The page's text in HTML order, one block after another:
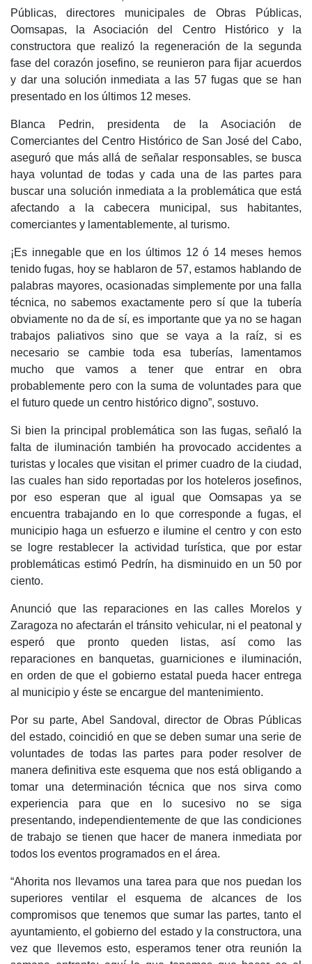
Públicas, directores municipales de Obras Públicas,
Oomsapas, la Asociación del Centro Histórico y la
constructora que realizó la regeneración de la segunda
fase del corazón josefino, se reunieron para fijar acuerdos
y dar una solución inmediata a las 57 fugas que se han
presentado en los últimos 12 meses.
Blanca Pedrin, presidenta de la Asociación de
Comerciantes del Centro Histórico de San José del Cabo,
aseguró que más allá de señalar responsables, se busca
haya voluntad de todas y cada una de las partes para
buscar una solución inmediata a la problemática que está
afectando a la cabecera municipal, sus habitantes,
comerciantes y lamentablemente, al turismo.
¡Es innegable que en los últimos 12 ó 14 meses hemos
tenido fugas, hoy se hablaron de 57, estamos hablando de
palabras mayores, ocasionadas simplemente por una falla
técnica, no sabemos exactamente pero sí que la tubería
obviamente no da de sí, es importante que ya no se hagan
trabajos paliativos sino que se vaya a la raíz, si es
necesario se cambie toda esa tuberías, lamentamos
mucho que vamos a tener que entrar en obra
probablemente pero con la suma de voluntades para que
el futuro quede un centro histórico digno”, sostuvo.
Si bien la principal problemática son las fugas, señaló la
falta de iluminación también ha provocado accidentes a
turistas y locales que visitan el primer cuadro de la ciudad,
las cuales han sido reportadas por los hoteleros josefinos,
por eso esperan que al igual que Oomsapas ya se
encuentra trabajando en lo que corresponde a fugas, el
municipio haga un esfuerzo e ilumine el centro y con esto
se logre restablecer la actividad turística, que por estar
problemáticas estimó Pedrín, ha disminuido en un 50 por
ciento.
Anunció que las reparaciones en las calles Morelos y
Zaragoza no afectarán el tránsito vehicular, ni el peatonal y
esperó que pronto queden listas, así como las
reparaciones en banquetas, guarniciones e iluminación,
en orden de que el gobierno estatal pueda hacer entrega
al municipio y éste se encargue del mantenimiento.
Por su parte, Abel Sandoval, director de Obras Públicas
del estado, coincidió en que se deben sumar una serie de
voluntades de todas las partes para poder resolver de
manera definitiva este esquema que nos está obligando a
tomar una determinación técnica que nos sirva como
experiencia para que en lo sucesivo no se siga
presentando, independientemente de que las condiciones
de trabajo se tienen que hacer de manera inmediata por
todos los eventos programados en el área.
“Ahorita nos llevamos una tarea para que nos puedan los
superiores ventilar el esquema de alcances de los
compromisos que tenemos que sumar las partes, tanto el
ayuntamiento, el gobierno del estado y la constructora, una
vez que llevemos esto, esperamos tener otra reunión la